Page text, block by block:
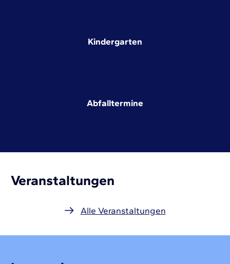
Kindergarten
Abfalltermine
Veranstaltungen
Alle Veranstaltungen